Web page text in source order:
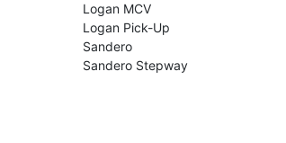
Logan MCV
Logan Pick-Up
Sandero
Sandero Stepway